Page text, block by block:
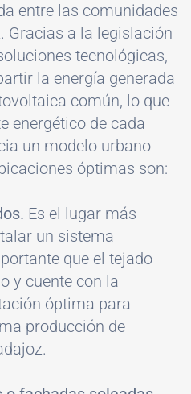
entre las comunidades
Gracias a la legislación
tecnológicas,
la energía generada
común, lo que
energético de cada
un modelo urbano
óptimas son:
Es el lugar más
un sistema
que el tejado
y cuente con la
óptima para
producción de